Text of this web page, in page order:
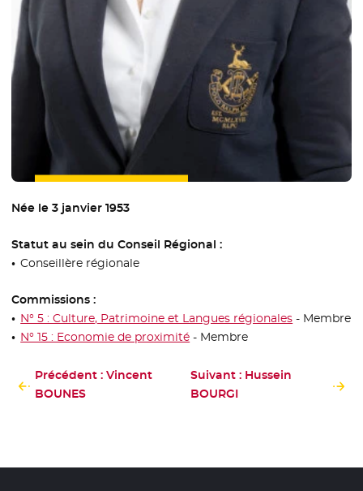
Née le 3 janvier 1953
Statut au sein du Conseil Régional :
Conseillère régionale
Commissions :
N° 5 : Culture, Patrimoine et Langues régionales - Membre
N° 15 : Economie de proximité - Membre
Précédent : Vincent
BOUNES
Suivant : Hussein
BOURGI